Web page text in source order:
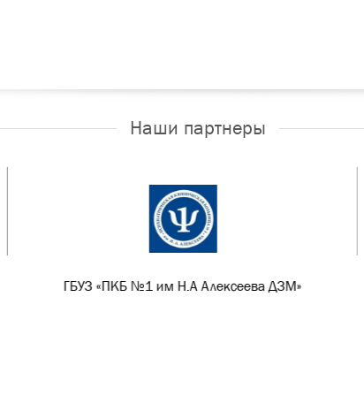
Наши партнеры
Университетская клиника психиатрии